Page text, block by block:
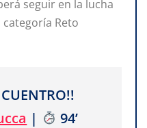
seguir en la lucha
Reto
|
94’